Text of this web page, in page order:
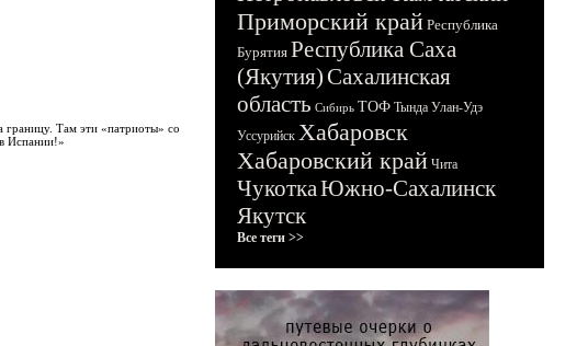
Там эти «патриоты» со
Испании!»
Приморский край Республика
Бурятия Республика Саха
(Якутия)Сахалинская
область Сибирь ТОФ Тында Улан-Удэ
Уссурийск Хабаровск
Хабаровский край Чита
ЧукоткаЮжно-Сахалинск
Якутск
Все теги >>